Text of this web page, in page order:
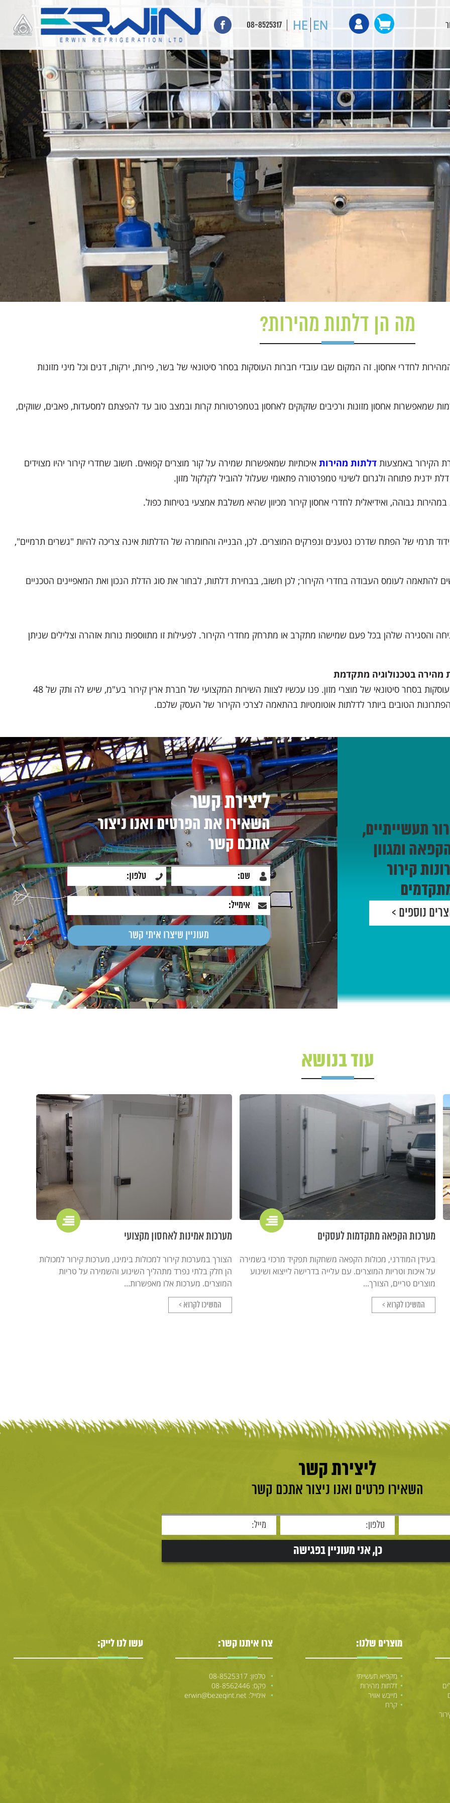
08-8525317
מה הן דלתות מהירות?
לחדרי אחסון. זה המקום שבו עובדי חברות העוסקות בסחר סיטונאי של בשר, פירות, ירקות, דגים וכל מיני מזונות
שמאפשרות אחסון מזונות ורכיבים שזקוקים לאחסון בטמפרטורות קרות ובמצב טוב עד להפצתם למסעדות, פאבים, שווקים,
הקירור באמצעות דלתות מהירות איכותיות שמאפשרות שמירה על קור מוצרים קפואים. חשוב שחדרי קירור יהיו מצוידים
ידנית פתוחה ולגרום לשינוי טמפרטורה פתאומי שעלול להוביל לקלקול מזון.
גבוהה, ואידיאלית לחדרי אחסון קירור מכיוון שהיא משלבת אמצעי בטיחות כפול.
תרמי של הפתח שדרכו נטענים ונפרקים המוצרים. לכן, הבנייה והחומרה של הדלתות אינה צריכה להיות "גשרים תרמיים",
להתאמה לעומס העבודה בחדרי הקירור; לכן חשוב, בבחירת דלתות, לבחור את סוג הדלת הנכון ואת המאפיינים הטכניים
והסגירה שלהן בכל פעם שמישהו מתקרב או מתרחק מחדרי הקירור. לפעילות זו מתווספות נורות אזהרה וצלילים שניתן
בטכנולוגיה מתקדמת
מתאימה לחברות שעוסקות בסחר סיטונאי של מוצרי מזון. פנו עכשיו לצוות השירות המקצועי של חברת ארין קירור בע"מ, שיש לה ותק של 48
הטובים ביותר לדלתות אוטומטיות בהתאמה לצרכי הקירור של העסק שלכם.
תעשייתיים,
ומגוון
קירור
נוספים >
ליצירת קשר
השאירו את הפרטים ואנו ניצור
אתכם קשר
עוד בנושא
מערכות הקפאה מתקדמות לעסקים
בעידן המודרני, מכולות הקפאה משחקות תפקיד מרכזי בשמירה
על איכות וטריות המוצרים. עם עלייה בדרישה לייצוא ושינוע
מוצרים טריים, הצורך...
המשיכו לקרוא >
מערכות אמינות לאחסון מקצועי
הצורך במערכות קירור למכולות בימינו, מערכות קירור למכולות
הן חלק בלתי נפרד מתהליך השינוע והשמירה על טריות
המוצרים. מערכות אלו מאפשרות...
המשיכו לקרוא >
ליצירת קשר
השאירו פרטים ואנו ניצור אתכם קשר
מוצרים שלנו:
מקפיא תעשייתי
דלתות מהירות
מייבש אוויר
קרח
צרו איתנו קשר:
טלפון: 08-8525317
פקס: 08-8562446
אימייל: erwin@bezeqint.net
עשו לנו לייק: